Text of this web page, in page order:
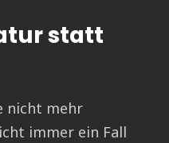
statt
nicht mehr
immer ein Fall